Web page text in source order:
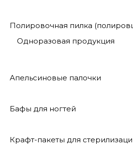
Полировочная пилка
Одноразовая продукция
Апельсиновые палочки
Бафы для ногтей
Крафт-пакеты для